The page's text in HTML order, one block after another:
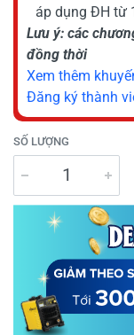
áp dụng ĐH từ
Lưu ý: các
đồng thời
Xem thêm
Đăng ký thành
SỐ LƯỢNG